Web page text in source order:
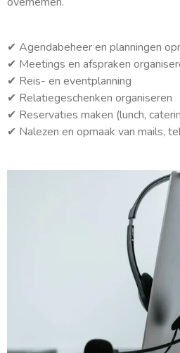
✔ Agendabeheer en planningen
✔ Meetings en afspraken
✔ Reis- en eventplanning
✔ Relatiegeschenken organiseren
✔ Reservaties maken (lunch,
✔ Nalezen en opmaak van mails,